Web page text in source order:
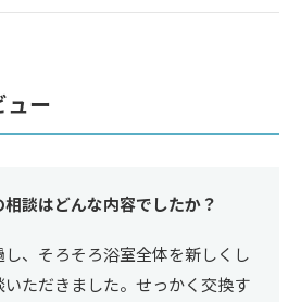
ュー
談はどんな内容でしたか？
、そろそろ浴室全体を新しくし
いただきました。せっかく交換す